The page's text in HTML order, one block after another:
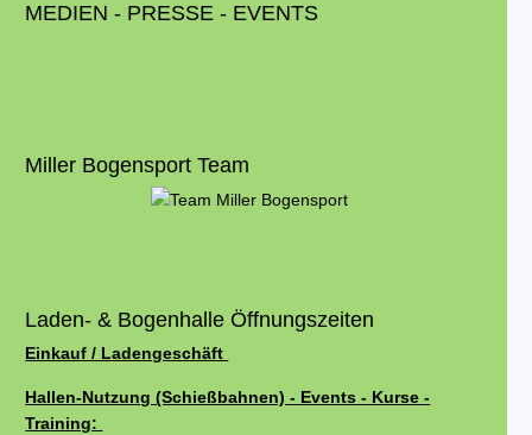
MEDIEN - PRESSE - EVENTS
Miller Bogensport Team
Laden- & Bogenhalle Öffnungszeiten
Einkauf / Ladengeschäft
Hallen-Nutzung (Schießbahnen) - Events - Kurse -
Training: